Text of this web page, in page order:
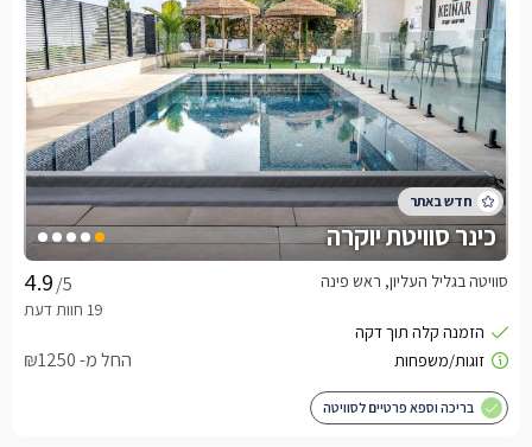
כינר סוויטת יוקרה
/5 סוויטה בגליל העליון, ראש פינה
החל מ- ₪1250
בריכה וספא פרטיים לסוויטה